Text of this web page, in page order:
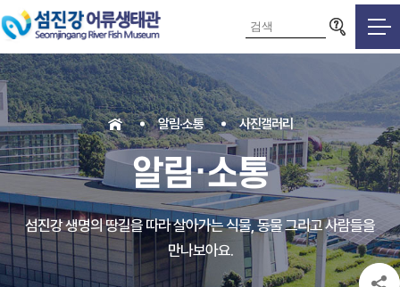
검색영역
알림·소통 사진갤러리
알림·소통
섬진강 생명의 땅길을 따라 살아가는 식물, 동물 그리고 사람들을
만나보아요.